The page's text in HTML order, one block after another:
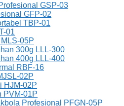
GSP-03
GFP-02
TBP-01
01
05P
300g LLL-300
400g LLL-400
RBF-16
02P
HJM-02P
PVM-01P
Profesional PFGN-05P